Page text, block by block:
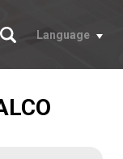
Buscar
Language